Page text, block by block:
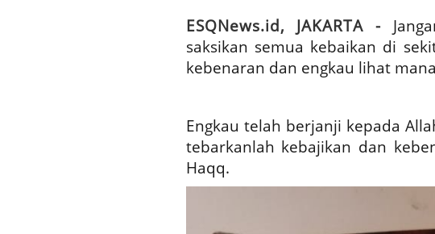
ESQNews.id, JAKARTA -
saksikan semua kebaikan di
kebenaran dan engkau lihat
Engkau telah berjanji kepada
tebarkanlah kebajikan dan
Haqq.